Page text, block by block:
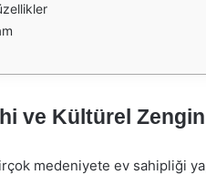
ve Kültürel
medeniyete ev sahipliği